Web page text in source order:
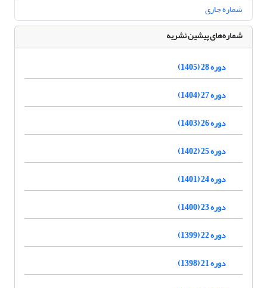
شماره جاری
شماره‌های پیشین نشریه
دوره 28 (1405)
دوره 27 (1404)
دوره 26 (1403)
دوره 25 (1402)
دوره 24 (1401)
دوره 23 (1400)
دوره 22 (1399)
دوره 21 (1398)